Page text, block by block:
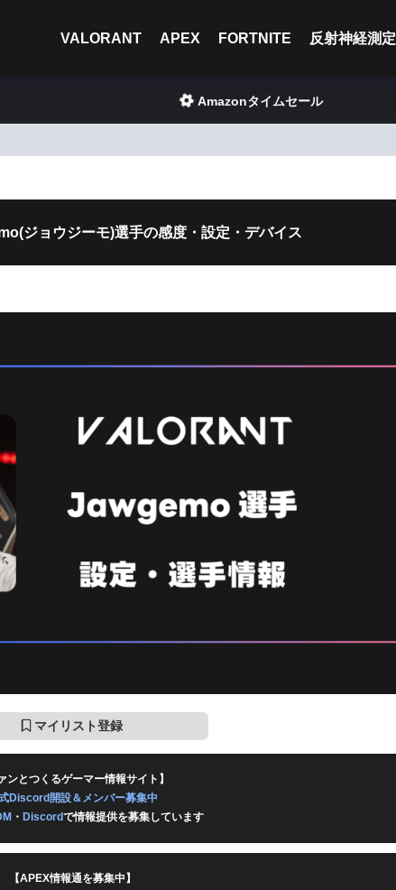
VALORANT APEX FORTNITE 反射神経測定
Amazonタイムセール
ジョウジーモ)選手の感度・設定・デバイス
マイリスト登録
ンとつくるゲーマー情報サイト】
Discord開設＆メンバー募集中
・ Discordで情報提供を募集しています
【APEX情報通を募集中】